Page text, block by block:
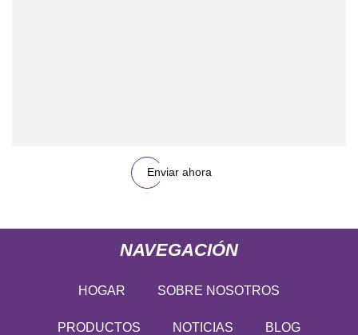
Enviar ahora
NAVEGACIÓN
HOGAR SOBRE NOSOTROS
PRODUCTOS NOTICIAS BLOG